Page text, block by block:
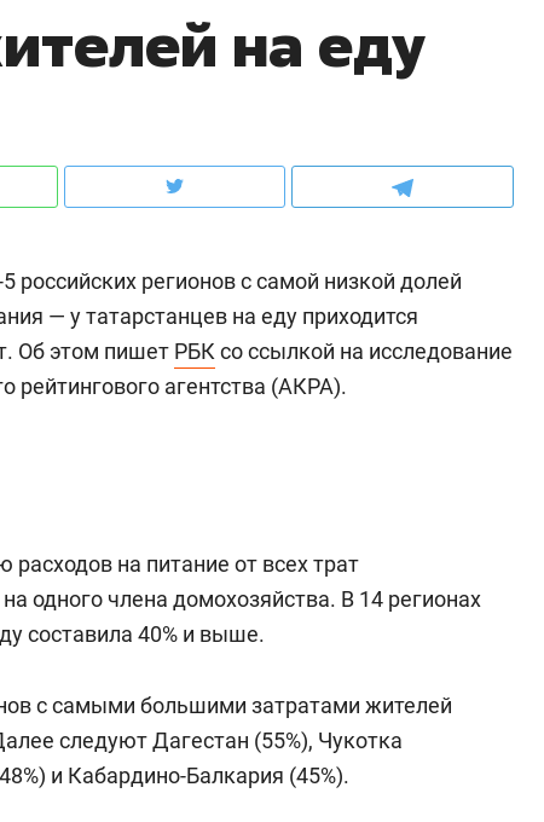
на еду
российских регионов с самой низкой долей
— у татарстанцев на еду приходится
Об этом пишет РБК со ссылкой на исследование
рейтингового агентства (АКРА).
на питание от всех трат
одного члена домохозяйства. В 14 регионах
составила 40% и выше.
с самыми большими затратами жителей
следуют Дагестан (55%), Чукотка
и Кабардино-Балкария (45%).
рынки, почему надо знать аксакалов и
чем интересен Оман?
клиентах и
Героев»
Казани